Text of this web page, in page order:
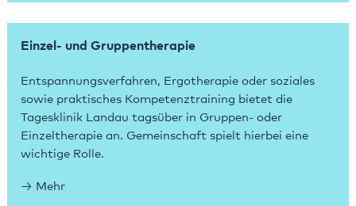
Einzel- und Gruppentherapie
Entspannungsverfahren, Ergotherapie oder soziales
sowie praktisches Kompetenztraining bietet die
Tagesklinik Landau tagsüber in Gruppen- oder
Einzeltherapie an. Gemeinschaft spielt hierbei eine
wichtige Rolle.
Mehr